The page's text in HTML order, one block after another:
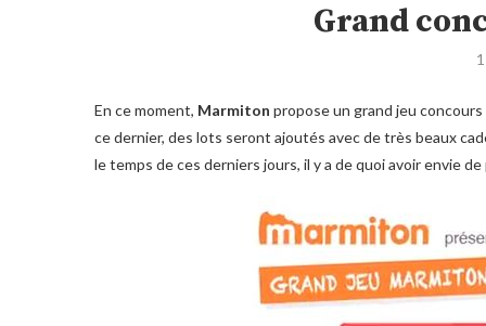
Grand
En ce moment, Marmiton propose un grand jeu
ce dernier, des lots seront ajoutés avec de très beaux
le temps de ces derniers jours, il y a de quoi avoir envie